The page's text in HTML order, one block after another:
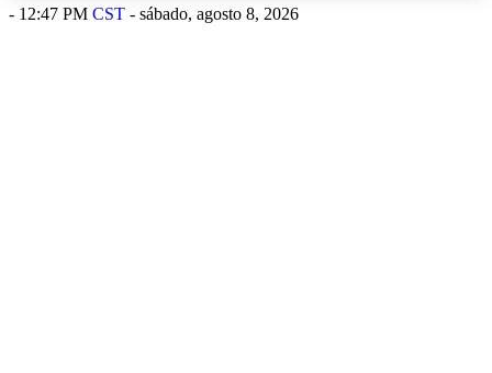
- 12:48 PM CST - sábado, agosto 8, 2026